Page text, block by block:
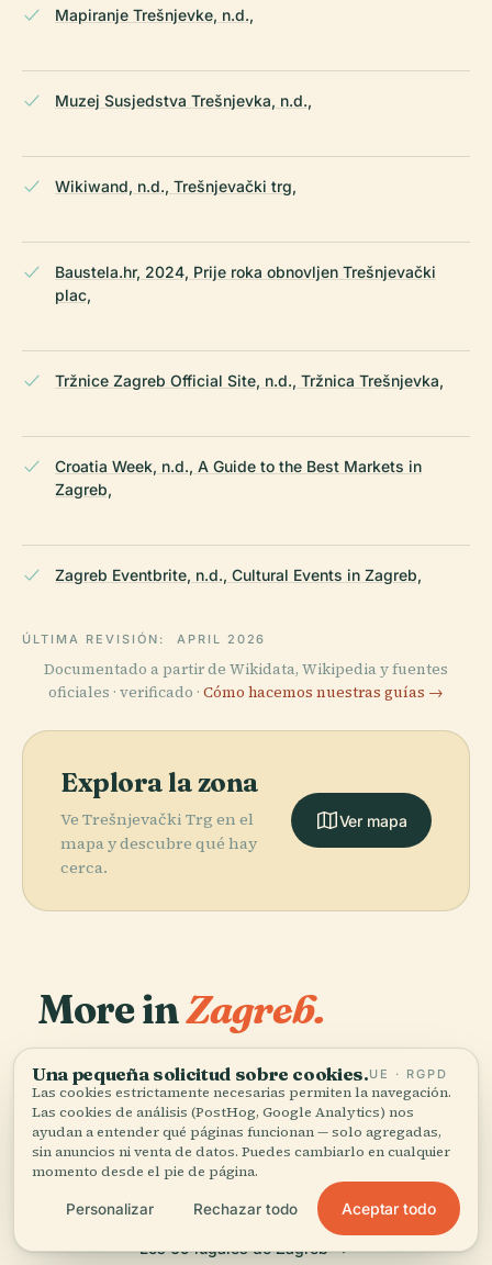
Mapiranje Trešnjevke, n.d.,
Muzej Susjedstva Trešnjevka, n.d.,
Wikiwand, n.d., Trešnjevački trg,
Baustela.hr, 2024, Prije roka obnovljen Trešnjevački
plac,
Tržnice Zagreb Official Site, n.d., Tržnica Trešnjevka,
Croatia Week, n.d., A Guide to the Best Markets in
Zagreb,
Zagreb Eventbrite, n.d., Cultural Events in Zagreb,
ÚLTIMA REVISIÓN: APRIL 2026
Documentado a partir de Wikidata, Wikipedia y fuentes
oficiales · verificado · Cómo hacemos nuestras guías →
Explora la zona
Ve Trešnjevački Trg en el
mapa y descubre qué hay
cerca.
Ver mapa
More inZagreb.
69 lugares por descubrir — unos cuantos que merece la
pena combinar.
Teatro
Nacional de
Croacia de
Zagreb
PLACE
Plaza Ban
Jelačić
PLACE
Iglesia de San
Marcos
PLACE
Museo Croata
de Arte
Contemporáneo
Los 69 lugares de Zagreb
Una pequeña solicitud sobre cookies.UE · RGPD
Las cookies estrictamente necesarias permiten la navegación.
Las cookies de análisis (PostHog, Google Analytics) nos
ayudan a entender qué páginas funcionan — solo agregadas,
sin anuncios ni venta de datos. Puedes cambiarlo en cualquier
momento desde el pie de página.
Personalizar Rechazar todo Aceptar todo